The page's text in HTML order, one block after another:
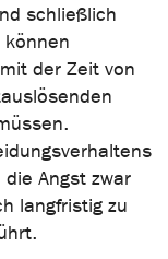
schließlich
der Zeit von
Angst zwar
langfristig zu